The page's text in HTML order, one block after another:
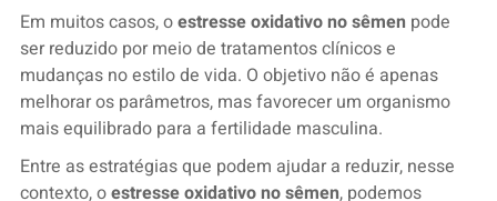
Em muitos casos, oestresse oxidativo no sêmen pode
ser reduzido por meio de tratamentos clínicos e
mudanças no estilo de vida. O objetivo não é apenas
melhorar os parâmetros, mas favorecer um organismo
mais equilibrado para a fertilidade masculina.
Entre as estratégias que podem ajudar a reduzir, nesse
contexto, oestresse oxidativo no sêmen, podemos